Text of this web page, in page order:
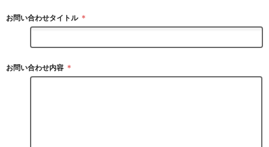
お問い合わせタイトル ＊
お問い合わせ内容 ＊